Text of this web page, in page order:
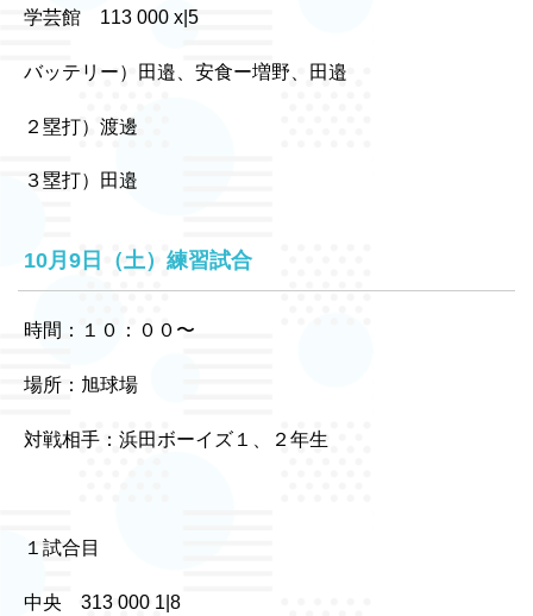
学芸館 113 000 x|5
バッテリー）田邉、安食ー増野、田邉
２塁打）渡邊
３塁打）田邉
10月9日（土）練習試合
時間：１０：００〜
場所：旭球場
対戦相手：浜田ボーイズ１、２年生
１試合目
中央 313 000 1|8